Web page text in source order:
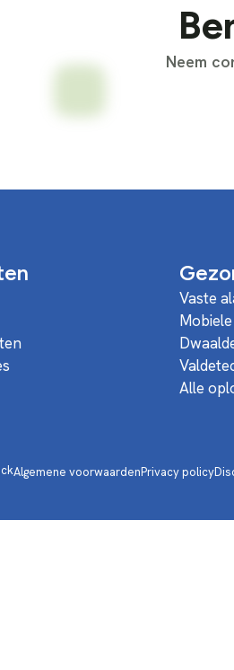
Neem
Vaste
Alle
Algemene voorwaardenPrivacy policy